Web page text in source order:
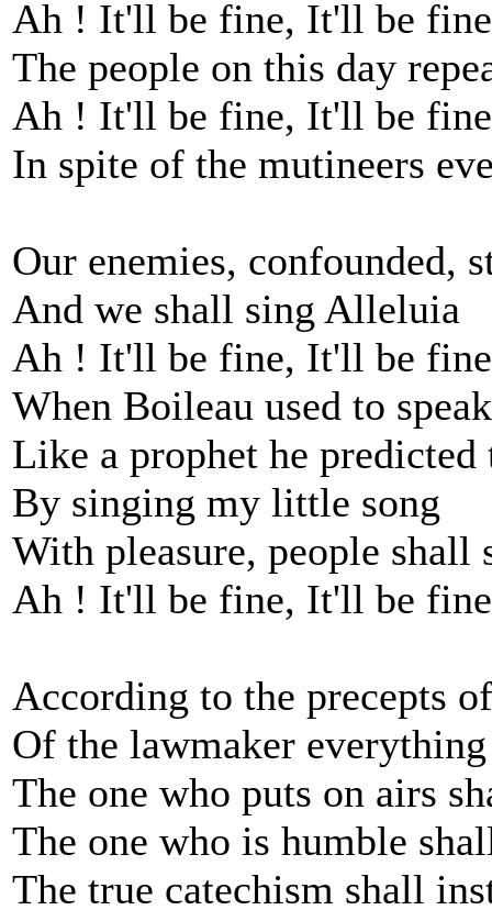
Ah ! It'll be fine, It'll be
The people on this day
Ah ! It'll be fine, It'll be
In spite of the mutineers
Our enemies, confounded,
And we shall sing Alleluia
Ah ! It'll be fine, It'll be
When Boileau used to
Like a prophet he predicted
By singing my little song
With pleasure, people shall
Ah ! It'll be fine, It'll be
According to the precepts
Of the lawmaker
The one who puts on airs
The one who is humble
The true catechism shall